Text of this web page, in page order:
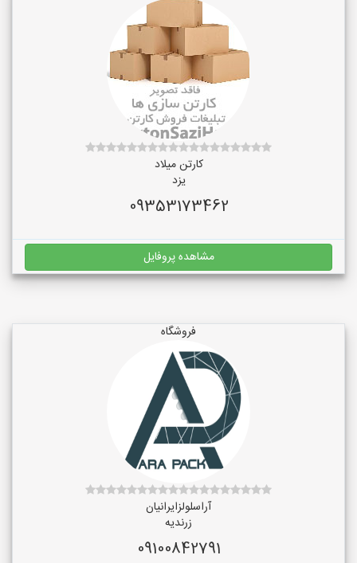
کارتن میلاد
یزد
09353173462
مشاهده پروفایل
فروشگاه
آراسلولزایرانیان
زرندیه
09100842791